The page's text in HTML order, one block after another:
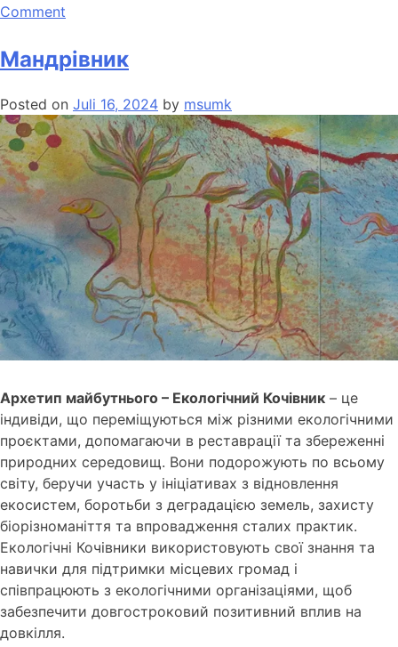
Comment
Мандрівник
Posted on Juli 16, 2024 by msumk
Архетип майбутнього – Екологічний Кочівник – це
індивіди, що переміщуються між різними екологічними
проєктами, допомагаючи в реставрації та збереженні
природних середовищ. Вони подорожують по всьому
світу, беручи участь у ініціативах з відновлення
екосистем, боротьби з деградацією земель, захисту
біорізноманіття та впровадження сталих практик.
Екологічні Кочівники використовують свої знання та
навички для підтримки місцевих громад і
співпрацюють з екологічними організаціями, щоб
забезпечити довгостроковий позитивний вплив на
довкілля.